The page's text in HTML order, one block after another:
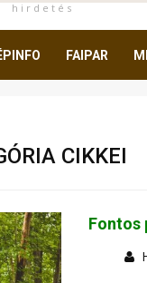
h i r d e t é s
FAIPAR
CIKKEI
Fontos